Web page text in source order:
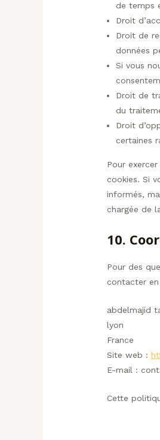
de temps
Droit
Droit de
données
Si vous
Droit de
du
Droit
certaines
Pour
cookies. Si
informés,
chargée de
10.
Pour des
contacter
abdelmajid
lyon
France
Site web :
E-mail :
Cette